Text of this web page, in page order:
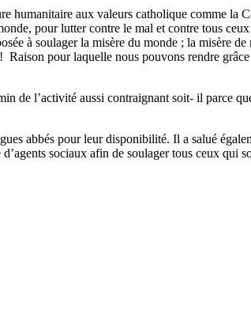
humanitaire aux valeurs catholique comme la
pour lutter contre le mal et contre tous
à soulager la misère du monde ; la misère de
Raison pour laquelle nous pouvons rendre
de l’activité aussi contraignant soit- il parce
abbés pour leur disponibilité. Il a salué
sociaux afin de soulager tous ceux qui